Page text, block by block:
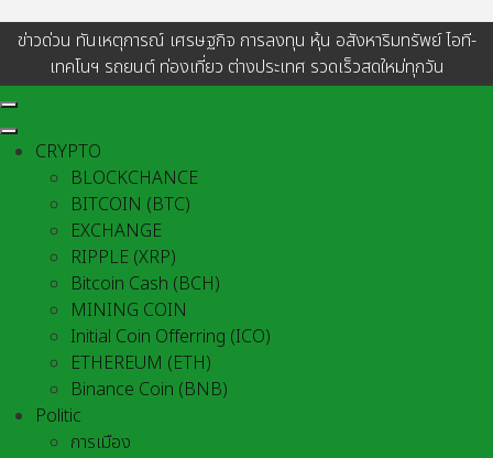
ข่าวด่วน ทันเหตุการณ์ เศรษฐกิจ การลงทุน หุ้น อสังหาริมทรัพย์ ไอที-
เทคโนฯ รถยนต์ ท่องเที่ยว ต่างประเทศ รวดเร็วสดใหม่ทุกวัน
CRYPTO
BLOCKCHANCE
BITCOIN (BTC)
EXCHANGE
RIPPLE (XRP)
Bitcoin Cash (BCH)
MINING COIN
Initial Coin Offerring (ICO)
ETHEREUM (ETH)
Binance Coin (BNB)
Politic
การเมือง